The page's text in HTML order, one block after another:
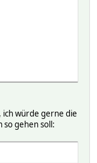
würde gerne die
so gehen soll: